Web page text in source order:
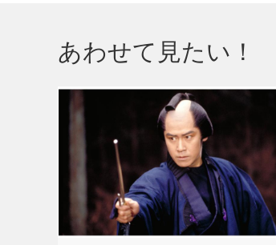
あわせて見たい！